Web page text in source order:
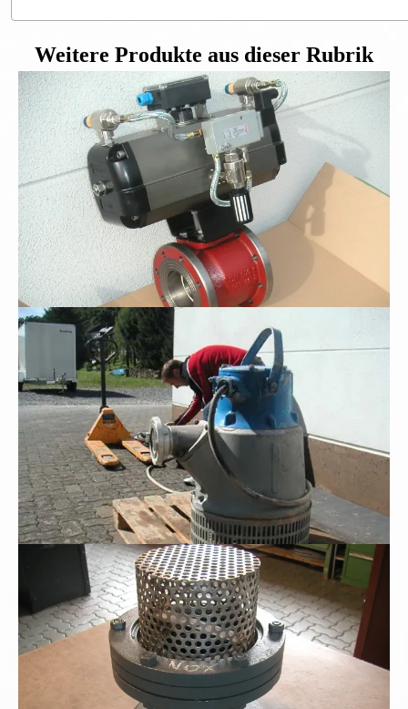
Weitere Produkte aus dieser Rubrik
Flanschkugelhahn DN100
Schmutzwasser-Tauchpumpe
Schwerer Industriesaugkorb